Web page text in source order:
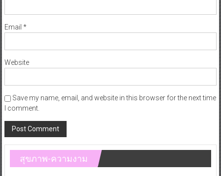
Email *
Website
Save my name, email, and website in this browser for the next time
I comment.
สุขภาพ-ความงาม